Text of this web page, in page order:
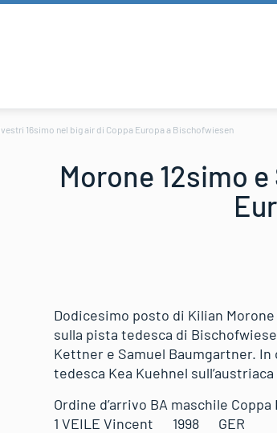
16simo nel big air di Coppa Europa a Bischofwiesen
Morone 12simo
Dodicesimo posto di Kilian
sulla pista tedesca di
Kettner e Samuel Baumgartner.
tedesca Kea Kuehnel
Ordine d’arrivo BA maschile
1 VEILE Vincent 1998